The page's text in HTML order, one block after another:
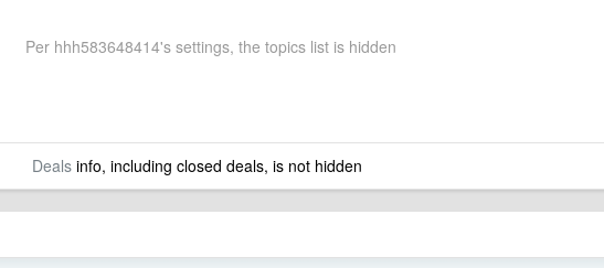
Per hhh583648414's settings, the topics list is hidden
Dealsinfo, including closed deals, is not hidden